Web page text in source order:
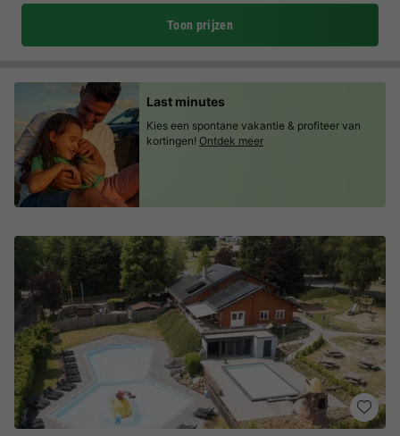
Toon prijzen
Last minutes
Kies een spontane vakantie & profiteer van
kortingen! Ontdek meer